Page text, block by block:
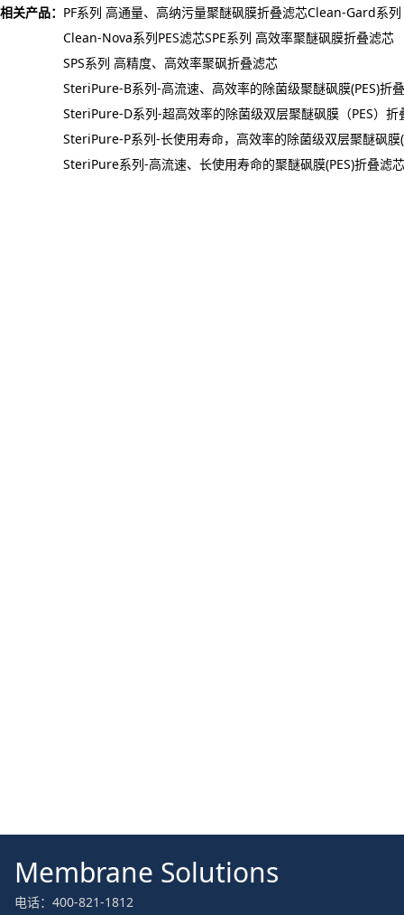
相关产品： PF系列 高通量、高纳污量聚醚砜膜折叠滤芯Clean-Gard系列
Clean-Nova系列PES滤芯SPE系列 高效率聚醚砜膜折叠滤芯
SPS系列 高精度、高效率聚砜折叠滤芯
SteriPure-B系列-高流速、高效率的除菌级聚醚砜膜(PES)折
SteriPure-D系列-超高效率的除菌级双层聚醚砜膜（PES）折
SteriPure-P系列-长使用寿命，高效率的除菌级双层聚醚砜膜
SteriPure系列-高流速、长使用寿命的聚醚砜膜(PES)折叠滤芯
Membrane Solutions
电话：400-821-1812